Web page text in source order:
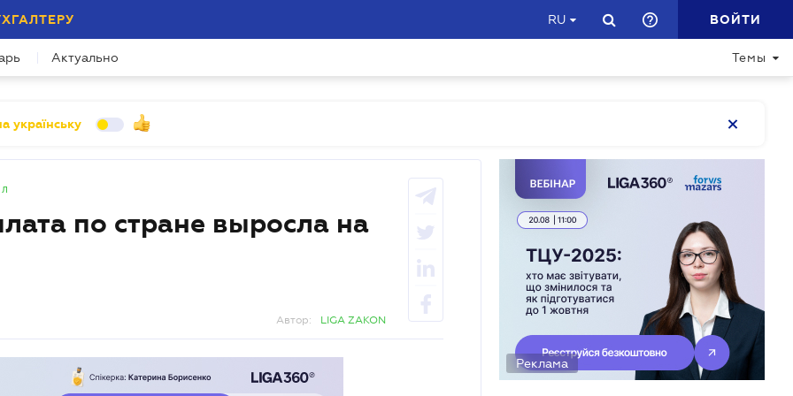
RU ВОЙТИ
Актуально Темы
українську
по стране выросла на
Автор: LIGA ZAKON
Реклама